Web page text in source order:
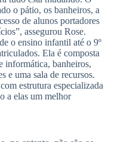
o pátio, os banheiros, a
de alunos portadores
assegurou Rose.
o ensino infantil até o 9º
Ela é composta
informática, banheiros,
e uma sala de recursos.
estrutura especializada
a elas um melhor